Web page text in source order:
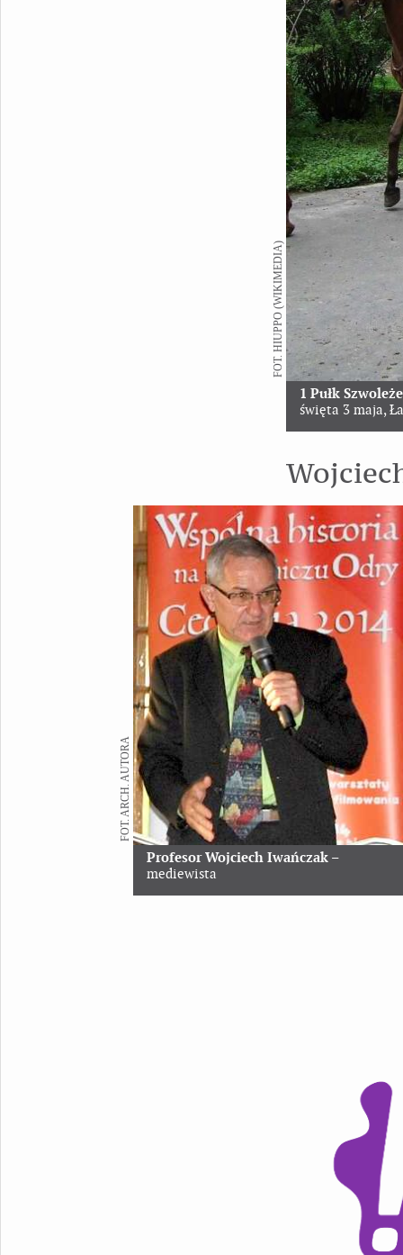
1 Pułk
święta 3 maja,
FOT. HIUPPO (WIKIMEDIA)
Profesor Wojciech Iwańczak –
mediewista
FOT. ARCH. AUTORA